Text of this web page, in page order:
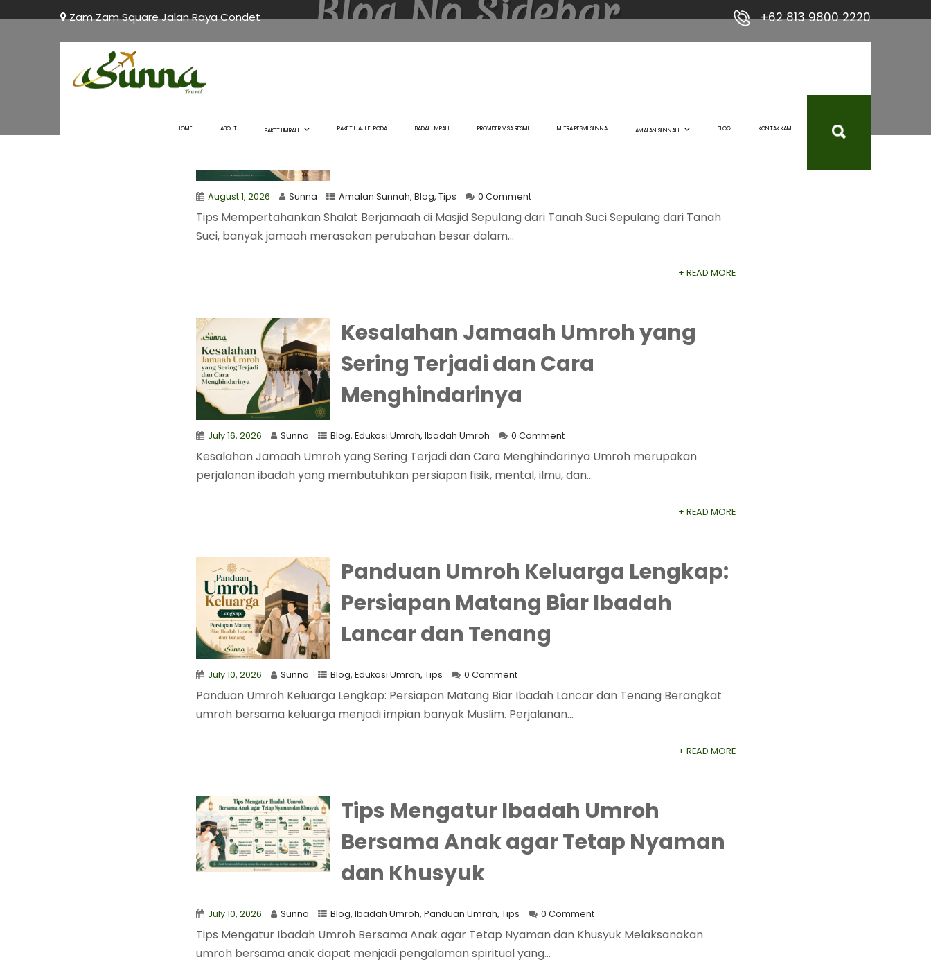
Zam Zam Square Jalan Raya Condet +62 813 9800 2220
HOME ABOUT PAKET UMRAH PAKET HAJI FURODA BADAL UMRAH PROVIDER VISA RESMI MITRA RESMI SUNNA AMALAN SUNNAH BLOG KONTAK KAMI
Blog No Sidebar
Berjamaah di Masjid Sepulang dari
August 1, 2026 Sunna Amalan Sunnah, Blog, Tips 0 Comment
Tips Mempertahankan Shalat Berjamaah di Masjid Sepulang dari Tanah Suci Sepulang dari Tanah
Suci, banyak jamaah merasakan perubahan besar dalam...
+ READ MORE
Kesalahan Jamaah Umroh yang
Sering Terjadi dan Cara
Menghindarinya
July 16, 2026 Sunna Blog, Edukasi Umroh, Ibadah Umroh 0 Comment
Kesalahan Jamaah Umroh yang Sering Terjadi dan Cara Menghindarinya Umroh merupakan
perjalanan ibadah yang membutuhkan persiapan fisik, mental, ilmu, dan...
+ READ MORE
Panduan Umroh Keluarga Lengkap:
Persiapan Matang Biar Ibadah
Lancar dan Tenang
July 10, 2026 Sunna Blog, Edukasi Umroh, Tips 0 Comment
Panduan Umroh Keluarga Lengkap: Persiapan Matang Biar Ibadah Lancar dan Tenang Berangkat
umroh bersama keluarga menjadi impian banyak Muslim. Perjalanan...
+ READ MORE
Tips Mengatur Ibadah Umroh
Bersama Anak agar Tetap Nyaman
dan Khusyuk
July 10, 2026 Sunna Blog, Ibadah Umroh, Panduan Umrah, Tips 0 Comment
Tips Mengatur Ibadah Umroh Bersama Anak agar Tetap Nyaman dan Khusyuk Melaksanakan
umroh bersama anak dapat menjadi pengalaman spiritual yang...